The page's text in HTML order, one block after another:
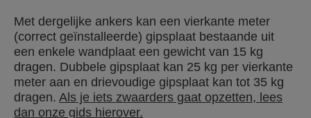
Met dergelijke ankers kan een vierkante meter
(correct geïnstalleerde) gipsplaat bestaande uit
een enkele wandplaat een gewicht van 15 kg
dragen. Dubbele gipsplaat kan 25 kg per vierkante
meter aan en drievoudige gipsplaat kan tot 35 kg
dragen. Als je iets zwaarders gaat opzetten, lees
dan onze gids hierover.